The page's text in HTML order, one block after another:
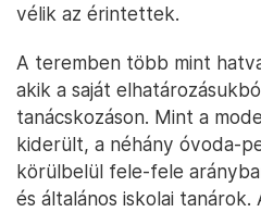
vélik az érintettek.
A teremben több mint
akik a saját
tanácskozáson. Mint a
kiderült, a néhány óvoda-
körülbelül fele-fele
és általános iskolai tanárok.